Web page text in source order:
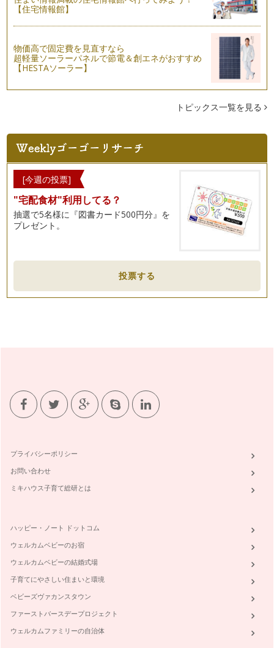
【住宅情報館】
物価高で固定費を見直すなら
超軽量ソーラーパネルで節電＆創エネがおすすめ
【HESTAソーラー】
トピックス一覧を見る
[今週の投票]
"宅配食材"利用してる？
抽選で5名様に『図書カード500円分』を
プレゼント。
投票する
プライバシーポリシー
お問い合わせ
ミキハウス子育て総研とは
ハッピー・ノート ドットコム
ウェルカムベビーのお宿
ウェルカムベビーの結婚式場
子育てにやさしい住まいと環境
ベビーズヴァカンスタウン
ファーストバースデープロジェクト
ウェルカムファミリーの自治体